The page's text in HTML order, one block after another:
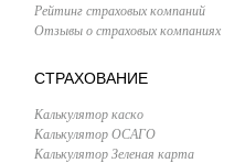
Рейтинг страховых компаний
Отзывы о страховых компаниях
СТРАХОВАНИЕ
Калькулятор каско
Калькулятор ОСАГО
Калькулятор Зеленая карта